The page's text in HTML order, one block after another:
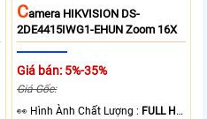
CAmera HIKVISION DS-
2DE4415IWG1-EHUN Zoom 16X
Giá bán: 5%-35%
Giá Gốc:
️👀 Hình Ành Chất Lượng : FULL HD